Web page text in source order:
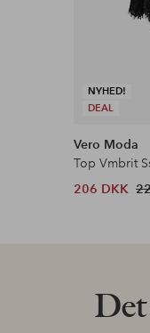
NYHED!
DEAL
Vero Moda
Top Vmbrit
206 DKK
Det